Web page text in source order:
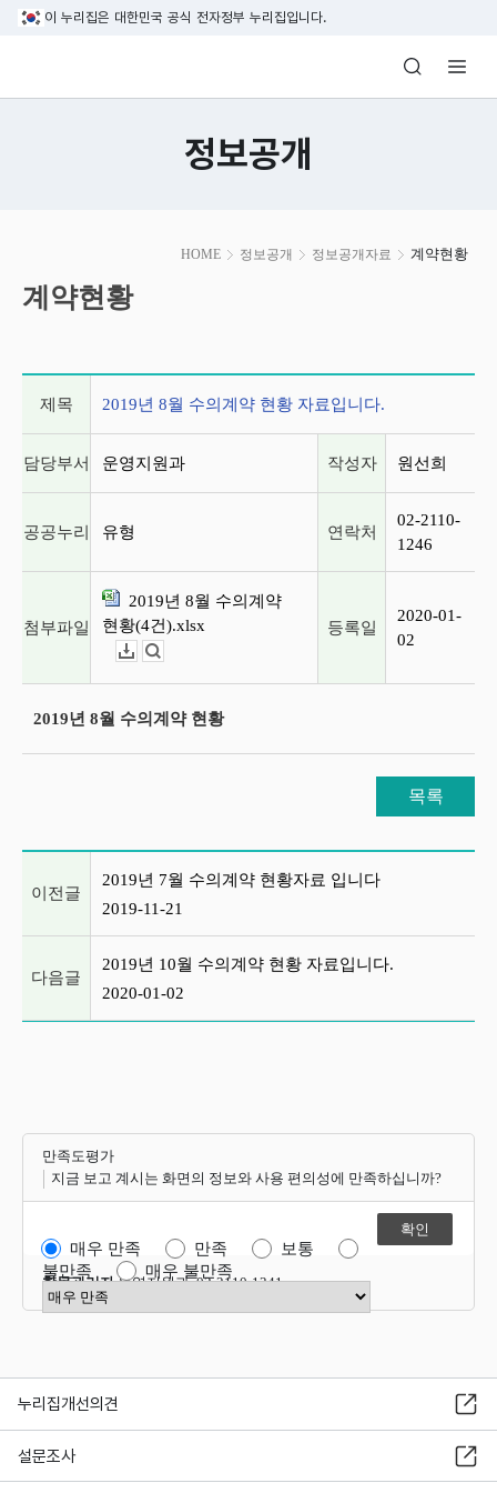
본문 바로가기
이 누리집은 대한민국 공식 전자정부 누리집입니다.
방송미디어통신위원회 Korea Media
정보공개
HOME 정보공개 정보공개자료 계약현황
시
작
계약현황
제목 2019년 8월 수의계약 현황 자료입니다.
담당부서 운영지원과 작성자 원선희
공공누리 유형 연락처
02-2110-
1246
첨부파일
2019년 8월 수의계약
현황(4건).xlsx
등록일
2020-01-
02
2019년 8월 수의계약 현황
목록
이전글
2019년 7월 수의계약 현황자료 입니다
2019-11-21
다음글
2019년 10월 수의계약 현황 자료입니다.
2020-01-02
만족도평가
지금 보고 계시는 화면의 정보와 사용 편의성에 만족하십니까?
매우 만족 만족
보통
불만족
매우 불만족
만족도 점수 선택
항목관리자운영지원과 02-2110-1341
누리집개선의견
설문조사